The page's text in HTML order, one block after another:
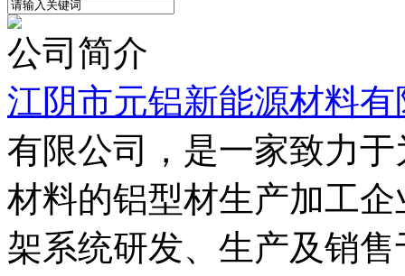
公司简介
江阴市元铝新能源材料有
有限公司，是一家致力
材料的铝型材生产加工
架系统研发、生产及销